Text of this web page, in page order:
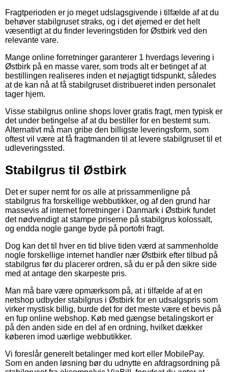
Fragtperioden er jo meget udslagsgivende i tilfælde af at du
behøver stabilgruset straks, og i det øjemed er det helt
væsentligt at du finder leveringstiden for Østbirk ved den
relevante vare.
Mange online forretninger garanterer 1 hverdags levering i
Østbirk på en masse varer, som trods alt er betinget af at
bestillingen realiseres inden et nøjagtigt tidspunkt, således
at de kan nå at få stabilgruset distribueret inden personalet
tager hjem.
Visse stabilgrus online shops lover gratis fragt, men typisk er
det under betingelse af at du bestiller for en bestemt sum.
Alternativt må man gribe den billigste leveringsform, som
oftest vil være at få fragtmanden til at levere stabilgruset til et
udleveringssted.
Stabilgrus til Østbirk
Det er super nemt for os alle at prissammenligne på
stabilgrus fra forskellige webbutikker, og af den grund har
massevis af internet forretninger i Danmark i Østbirk fundet
det nødvendigt at stampe priserne på stabilgrus kolossalt,
og endda nogle gange byde på portofri fragt.
Dog kan det til hver en tid blive tiden værd at sammenholde
nogle forskellige internet handler nær Østbirk efter tilbud på
stabilgrus før du placerer ordren, så du er på den sikre side
med at antage den skarpeste pris.
Man må bare være opmærksom på, at i tilfælde af at en
netshop udbyder stabilgrus i Østbirk for en udsalgspris som
virker mystisk billig, burde det for det meste være et bevis på
en fup online webshop. Køb med gængse betalingskort er
på den anden side en del af en ordning, hvilket dækker
køberen imod uærlige webbutikker.
Vi foreslår generelt betalinger med kort eller MobilePay.
Som en anden løsning bør du udnytte en afdragsordning på